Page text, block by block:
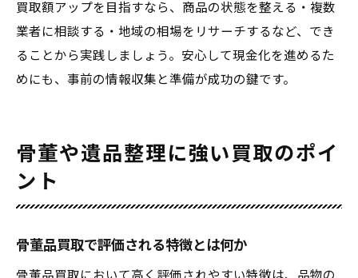
買取額アップを目指すなら、商品の状態を整える・複数
業者に相談する・地域の相場をリサーチするなど、でき
ることから実践しましょう。安心して現金化を進めるた
めにも、事前の情報収集と準備が成功の鍵です。
骨董や遺品整理に強い買取のポイ
ント
骨董品買取で評価される特徴とは何か